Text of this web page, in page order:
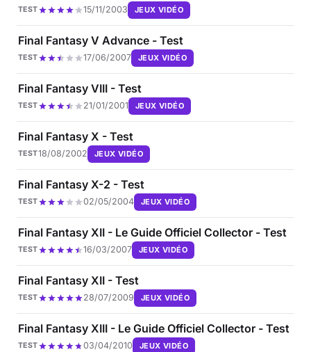
TEST 15/11/2003 JEUX VIDÉO
Final Fantasy V Advance - Test
TEST 17/06/2007 JEUX VIDÉO
Final Fantasy VIII - Test
TEST 21/01/2001 JEUX VIDÉO
Final Fantasy X - Test
TEST18/08/2002 JEUX VIDÉO
Final Fantasy X-2 - Test
TEST 02/05/2004 JEUX VIDÉO
Final Fantasy XII - Le Guide Officiel Collector - Test
TEST 16/03/2007 JEUX VIDÉO
Final Fantasy XII - Test
TEST 28/07/2009 JEUX VIDÉO
Final Fantasy XIII - Le Guide Officiel Collector - Test
TEST 03/04/2010 JEUX VIDÉO